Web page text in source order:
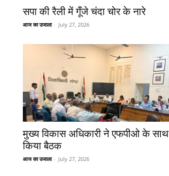
सपा की रैली में गूँजे चंदा चोर के नारे
आज का उजाला - July 27, 2026
मुख्य विकास अधिकारी ने एफपीओ के साथ
किया बैठक
आज का उजाला - July 27, 2026